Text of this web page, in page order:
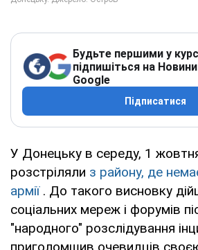
Будьте першими у
підпишіться на
Google
Підписатися
У Донецьку в середу, 1
розстріляли з району, де
армії. До такого висновку
соціальних мереж і форумів
"народного" розслідування
приголомшив очевидців